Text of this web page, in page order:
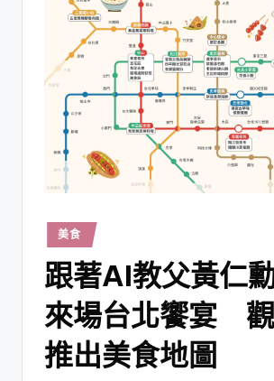
美食
跟著AI教父黃仁
來場台北饗宴
推出美食地圖